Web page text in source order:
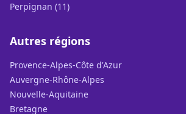
Perpignan (11)
Autres régions
Provence-Alpes-Côte d'Azur
Auvergne-Rhône-Alpes
Nouvelle-Aquitaine
Bretagne